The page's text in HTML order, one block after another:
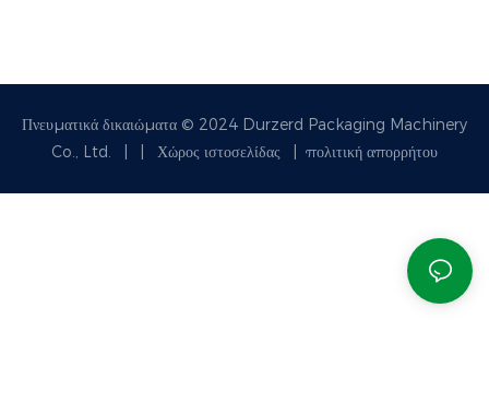
Πνευματικά δικαιώματα © 2024 Durzerd Packaging Machinery
Co., Ltd.
Χώρος ιστοσελίδας πολιτική απορρήτου